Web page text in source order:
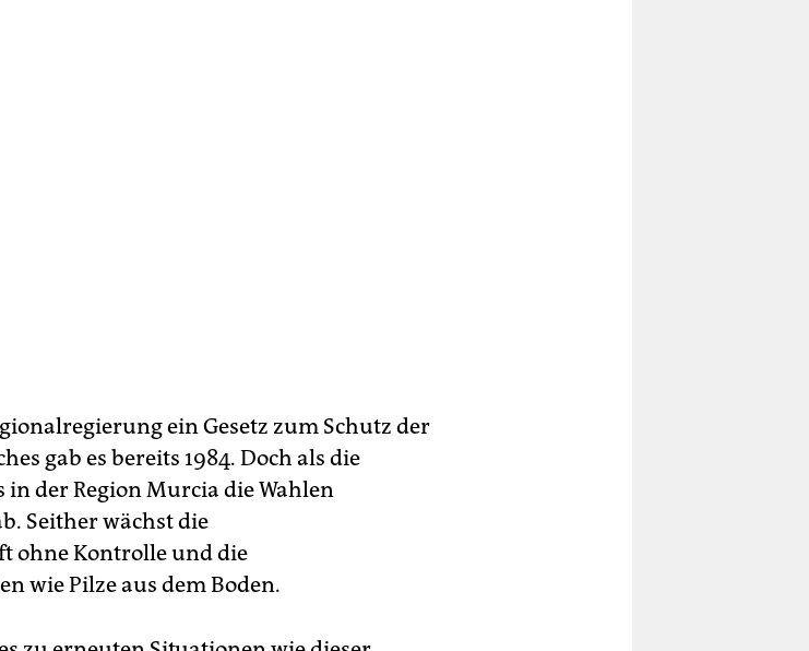
ein Gesetz zum Schutz der
gab es bereits 1984. Doch als die
in der Region Murcia die Wahlen
Seither wächst die
ohne Kontrolle und die
wie Pilze aus dem Boden.